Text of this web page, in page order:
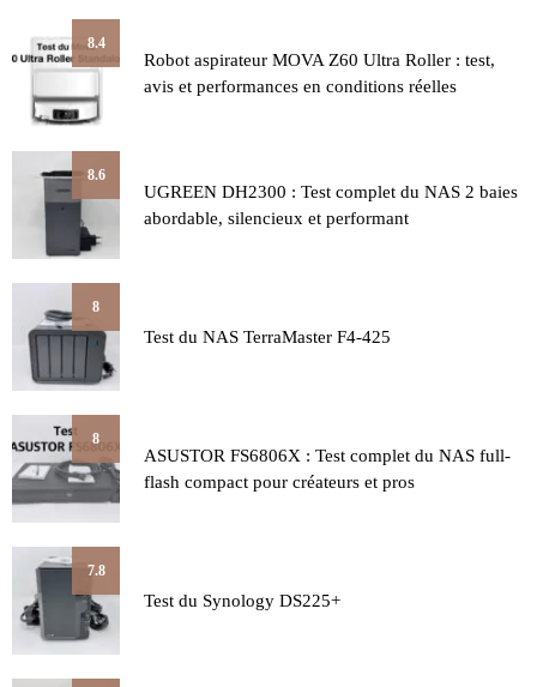
8.4
Robot aspirateur MOVA Z60 Ultra Roller : test,
avis et performances en conditions réelles
8.6
UGREEN DH2300 : Test complet du NAS 2 baies
abordable, silencieux et performant
8
Test du NAS TerraMaster F4-425
8
ASUSTOR FS6806X : Test complet du NAS full-
flash compact pour créateurs et pros
7.8
Test du Synology DS225+